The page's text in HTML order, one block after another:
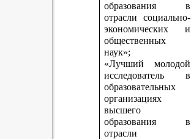
образования в
отрасли социально-
экономических и
общественных
наук»;
«Лучший молодой
исследователь в
образовательных
организациях
высшего
образования в
отрасли